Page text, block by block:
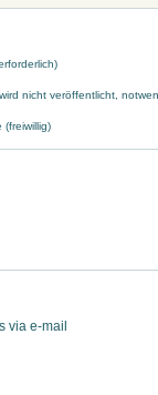
nicht veröffentlicht,
(freiwillig)
via e-mail